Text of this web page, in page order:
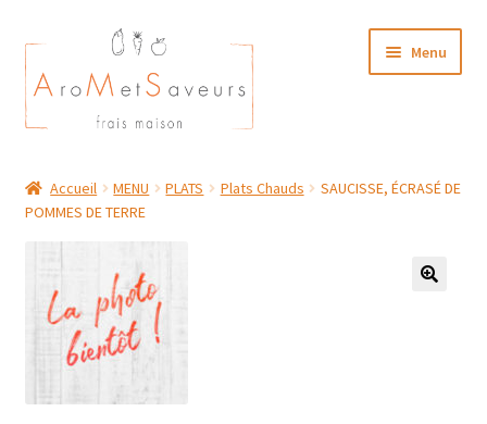
Aller
à
la
navigation
Aller
au
contenu
Menu
Plat du Jour/ Menu Week end
NOS BOUTIQUES
MON COMPTE
Accueil MENU PLATS Plats Chauds
SAUCISSE, ÉCRASÉ DE
POMMES DE TERRE